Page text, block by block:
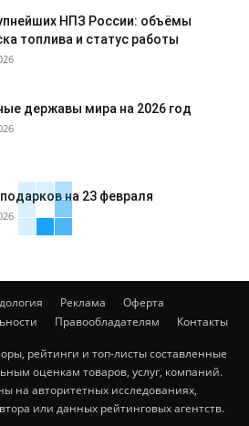
НПЗ России: объёмы
топлива и статус работы
державы мира на 2026 год
на 23 февраля
Реклама
Оферта
Правообладателям Контакты
рейтинги и топ-листы составленные
оценкам товаров, услуг, компаний.
на авторитетных исследованиях,
или данных рейтинговых агентств.